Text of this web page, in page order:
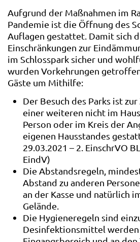
Aufgrund der Maßnahmen im
Pandemie ist die Öffnung des
Auflagen gestattet. Damit sich
Einschränkungen zur
im Schlosspark sicher und
wurden Vorkehrungen
Gäste um Mithilfe:
Der Besuch des Parks ist
einer weiteren nicht im
Person oder im Kreis der
eigenen Hausstandes
29.03.2021 – 2. EinschrVO
EindV)
Die Abstandsregeln,
Abstand zu anderen
an der Kasse und natürlich
Gelände.
Die Hygieneregeln sind
Desinfektionsmittel